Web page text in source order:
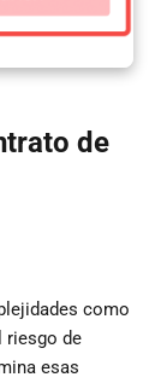
de
como
riesgo de
esas